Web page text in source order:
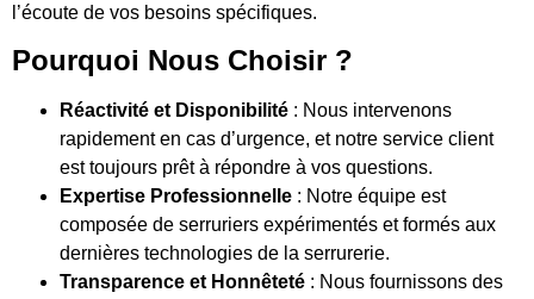
l’écoute de vos besoins spécifiques.
Pourquoi Nous Choisir ?
Réactivité et Disponibilité : Nous intervenons
rapidement en cas d’urgence, et notre service client
est toujours prêt à répondre à vos questions.
Expertise Professionnelle : Notre équipe est
composée de serruriers expérimentés et formés aux
dernières technologies de la serrurerie.
Transparence et Honnêteté : Nous fournissons des